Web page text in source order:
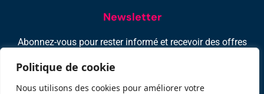
Politique de cookie
Nous utilisons des cookies pour améliorer votre
Newsletter
Abonnez-vous pour rester informé et recevoir des offres